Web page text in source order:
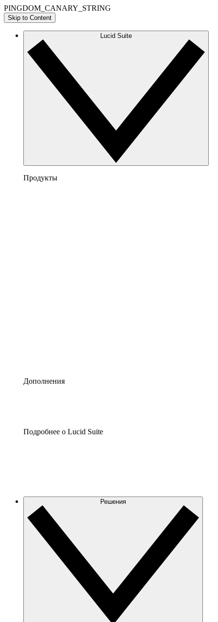
PINGDOM_CANARY_STRING
Skip to Content
Lucid Suite
Продукты
Дополнения
Подробнее о Lucid Suite
Решения